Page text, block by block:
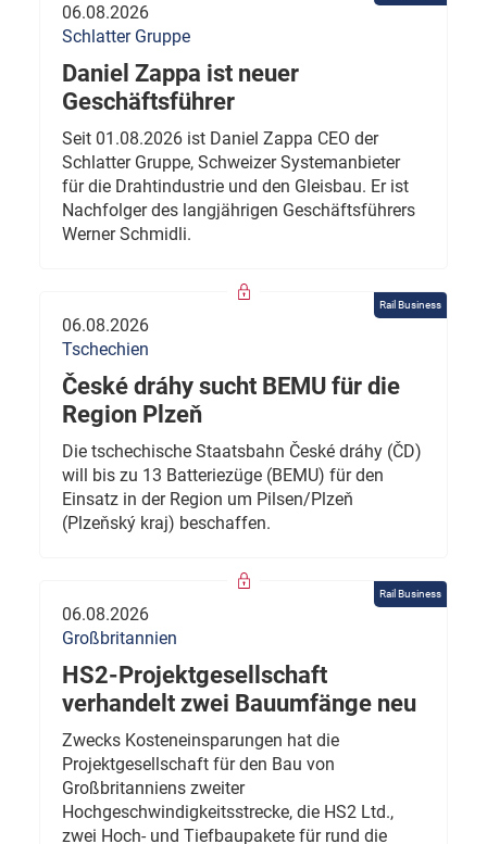
06.08.2026
Schlatter Gruppe
Daniel Zappa ist neuer
Geschäftsführer
Seit 01.08.2026 ist Daniel Zappa CEO der
Schlatter Gruppe, Schweizer Systemanbieter
für die Drahtindustrie und den Gleisbau. Er ist
Nachfolger des langjährigen Geschäftsführers
Werner Schmidli.
Rail Business
06.08.2026
Tschechien
České dráhy sucht BEMU für die
Region Plzeň
Die tschechische Staatsbahn České dráhy (ČD)
will bis zu 13 Batteriezüge (BEMU) für den
Einsatz in der Region um Pilsen/Plzeň
(Plzeňský kraj) beschaffen.
Rail Business
06.08.2026
Großbritannien
HS2-Projektgesellschaft
verhandelt zwei Bauumfänge neu
Zwecks Kosteneinsparungen hat die
Projektgesellschaft für den Bau von
Großbritanniens zweiter
Hochgeschwindigkeitsstrecke, die HS2 Ltd.,
zwei Hoch- und Tiefbaupakete für rund die